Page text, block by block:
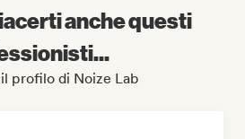
anche questi
profilo di Noize Lab